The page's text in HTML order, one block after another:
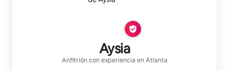
Aysia
Anfitrión con experiencia en Atlanta